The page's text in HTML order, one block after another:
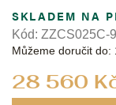
28 560
SKLADEM NA
Můžeme doručit do:
Kód: ZZCS025C-